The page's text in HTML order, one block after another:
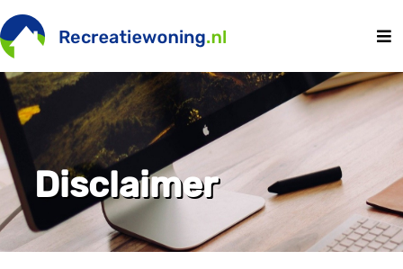
Disclaimer